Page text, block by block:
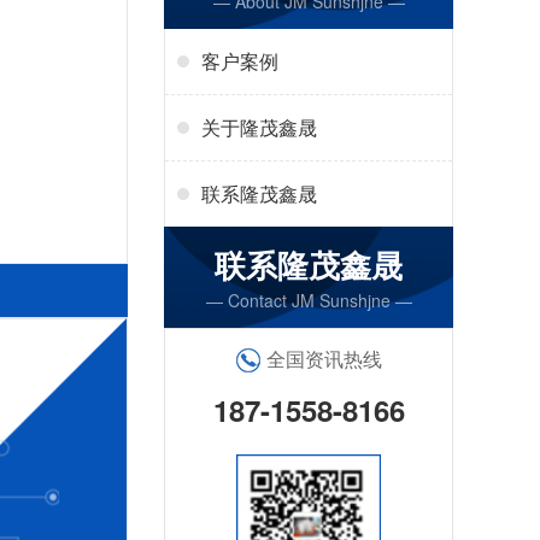
客户案例
关于隆茂鑫晟
联系隆茂鑫晟
联系隆茂鑫晟
— Contact JM Sunshjne —
全国资讯热线
187-1558-8166